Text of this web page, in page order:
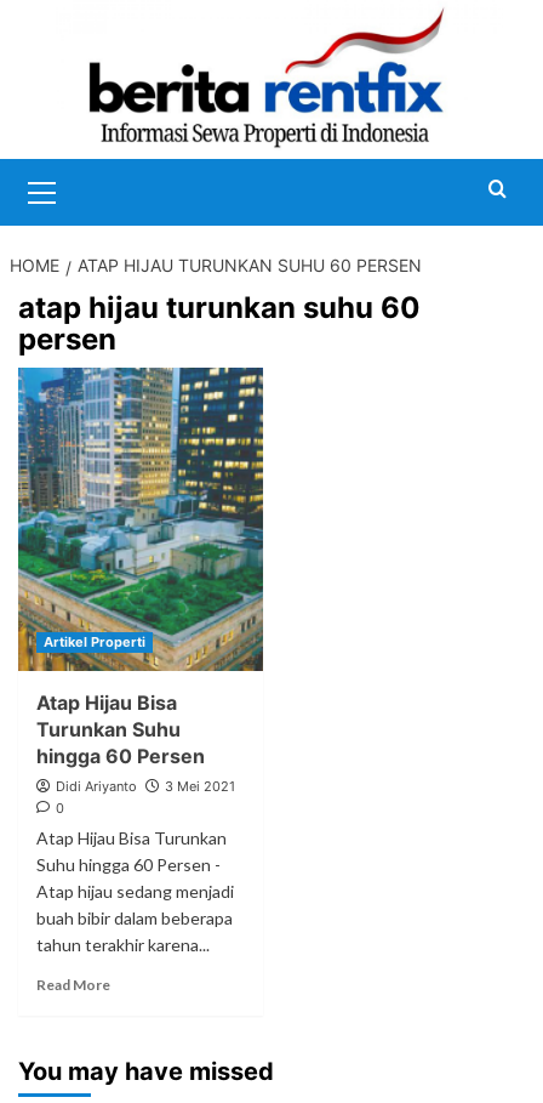
Menu
HOME ATAP HIJAU TURUNKAN SUHU 60 PERSEN
atap hijau turunkan suhu 60
persen
Artikel Properti
Atap Hijau Bisa
Turunkan Suhu
hingga 60 Persen
Didi Ariyanto
3 Mei 2021
0
Atap Hijau Bisa Turunkan
Suhu hingga 60 Persen -
Atap hijau sedang menjadi
buah bibir dalam beberapa
tahun terakhir karena...
Read More
You may have missed